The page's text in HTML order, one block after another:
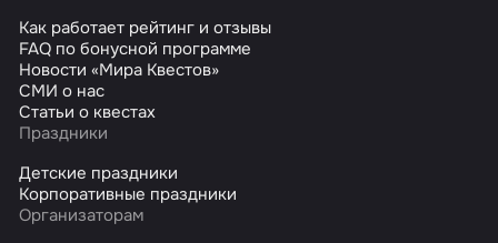
Как работает рейтинг и отзывы
FAQ по бонусной программе
Новости «Мира Квестов»
СМИ о нас
Статьи о квестах
Праздники
Детские праздники
Корпоративные праздники
Организаторам